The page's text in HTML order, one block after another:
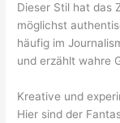
Dieser Stil hat das
möglichst
häufig im
und erzählt wahre
Kreative und
Hier sind der